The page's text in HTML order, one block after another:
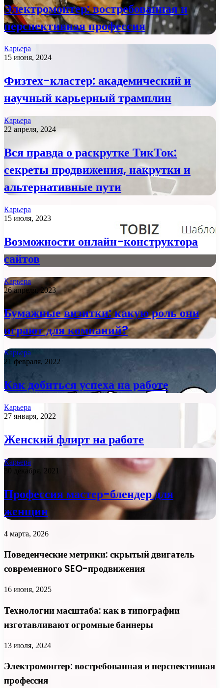
Электромонтер: востребованная и
перспективная профессия
Карьера
15 июня, 2024
Физтех-кластер: академический и
научный карьерный трамплин
Карьера
22 апреля, 2024
Вся правда о раскрутке ТикТок:
секреты продвижения, накрутки и
альтернативные пути
Карьера
15 июля, 2023
Возможности онлайн-конструктора
сайтов
Карьера
26 апреля, 2023
Бумажные визитки: какую роль они
играют для компаний?
Карьера
21 февраля, 2022
Как добиться успеха на работе
Карьера
27 января, 2022
Женский флирт на работе
Карьера
30 декабря, 2021
Профессия мастер-блендер для
женщин
4 марта, 2026
Поведенческие метрики: скрытый двигатель
современного SEO-продвижения
16 июня, 2025
Технологии масштаба: как в типографии
изготавливают огромные баннеры
13 июля, 2024
Электромонтер: востребованная и перспективная
профессия